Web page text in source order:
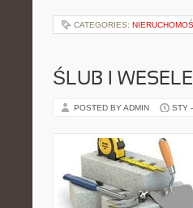
CATEGORIES:
ŚLUB I WESELE
POSTED BY ADMIN STY